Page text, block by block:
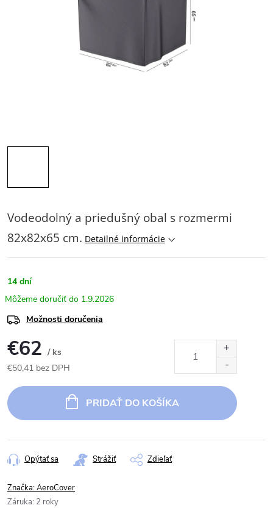
Vodeodolný a priedušný obal s rozmermi
82x82x65 cm. Detailné informácie
14 dní
1.9.2026
Možnosti doručenia
€62 / ks
€50,41 bez DPH
cena:
PRIDAŤ DO KOŠÍKA
Opýtať sa Strážiť Zdieľať
Značka:AeroCover
Záruka: 2 roky